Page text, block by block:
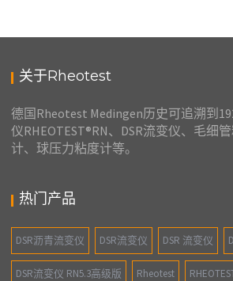
关于Rheotest
德国Rheotest Medingen历史可追溯到
仪RHEOTEST®RN、DSR流变仪、毛细
计、球压力粘度计等。
热门产品
DSR沥青流变仪 DSR流变仪 DSR 流变仪
DSR流变仪 RN5.3高级版 Rheotest